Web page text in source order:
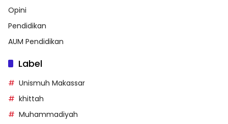
Opini
Pendidikan
AUM Pendidikan
Label
Unismuh Makassar
khittah
Muhammadiyah